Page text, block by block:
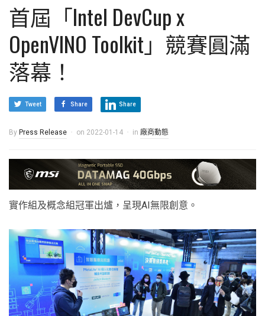
首屆「Intel DevCup x
OpenVINO Toolkit」競賽圓滿
落幕！
Tweet Share Share
By Press Release on 2022-01-14 in 廠商動態
實作組及概念組冠軍出爐，呈現AI無限創意。